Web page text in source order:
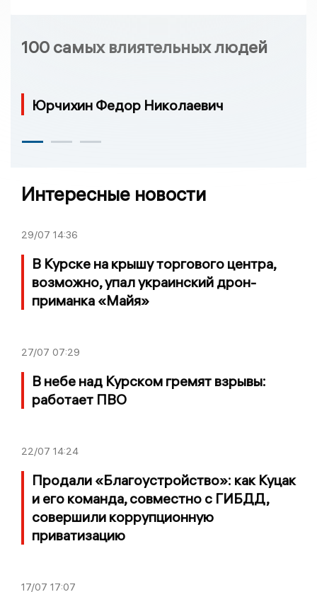
100 самых влиятельных людей
Юрчихин Федор Николаевич
Интересные новости
29/07 14:36
В Курске на крышу торгового центра,
возможно, упал украинский дрон-
приманка «Майя»
27/07 07:29
В небе над Курском гремят взрывы:
работает ПВО
22/07 14:24
Продали «Благоустройство»: как Куцак
и его команда, совместно с ГИБДД,
совершили коррупционную
приватизацию
17/07 17:07